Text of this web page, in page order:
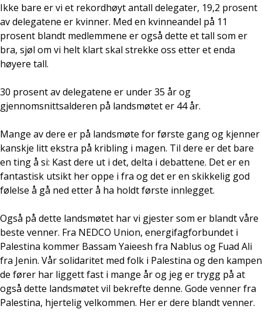
Ikke bare er vi et rekordhøyt antall delegater, 19,2 prosent
av delegatene er kvinner. Med en kvinneandel på 11
prosent blandt medlemmene er også dette et tall som er
bra, sjøl om vi helt klart skal strekke oss etter et enda
høyere tall.
30 prosent av delegatene er under 35 år og
gjennomsnittsalderen på landsmøtet er 44 år.
Mange av dere er på landsmøte for første gang og kjenner
kanskje litt ekstra på kribling i magen. Til dere er det bare
en ting å si: Kast dere ut i det, delta i debattene. Det er en
fantastisk utsikt her oppe i fra og det er en skikkelig god
følelse å gå ned etter å ha holdt første innlegget.
Også på dette landsmøtet har vi gjester som er blandt våre
beste venner. Fra NEDCO Union, energifagforbundet i
Palestina kommer Bassam Yaieesh fra Nablus og Fuad Ali
fra Jenin. Vår solidaritet med folk i Palestina og den kampen
de fører har liggett fast i mange år og jeg er trygg på at
også dette landsmøtet vil bekrefte denne. Gode venner fra
Palestina, hjertelig velkommen. Her er dere blandt venner.